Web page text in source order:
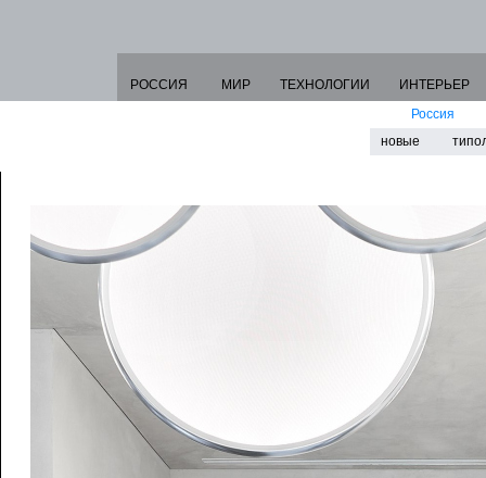
РОССИЯ МИР ТЕХНОЛОГИИ
ИНТЕРЬЕР
Россия
новые